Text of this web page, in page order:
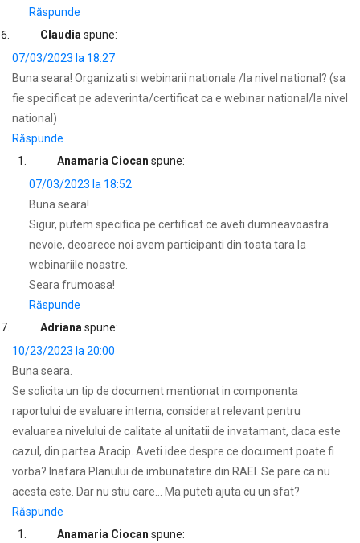
Răspunde
Claudia spune:
07/03/2023 la 18:27
Buna seara! Organizati si webinarii nationale /la nivel national? (sa
fie specificat pe adeverinta/certificat ca e webinar national/la nivel
national)
Răspunde
Anamaria Ciocan spune:
07/03/2023 la 18:52
Buna seara!
Sigur, putem specifica pe certificat ce aveti dumneavoastra
nevoie, deoarece noi avem participanti din toata tara la
webinariile noastre.
Seara frumoasa!
Răspunde
Adriana spune:
10/23/2023 la 20:00
Buna seara.
Se solicita un tip de document mentionat in componenta
raportului de evaluare interna, considerat relevant pentru
evaluarea nivelului de calitate al unitatii de invatamant, daca este
cazul, din partea Aracip. Aveti idee despre ce document poate fi
vorba? Inafara Planului de imbunatatire din RAEI. Se pare ca nu
acesta este. Dar nu stiu care… Ma puteti ajuta cu un sfat?
Răspunde
Anamaria Ciocan spune: